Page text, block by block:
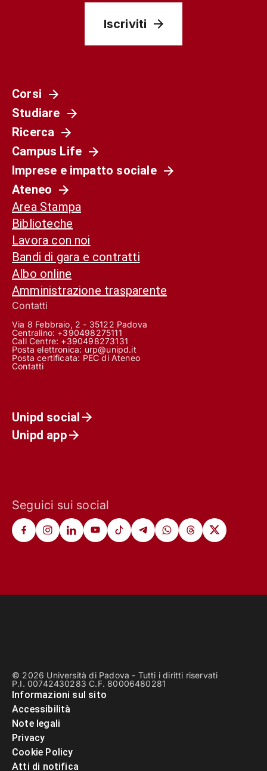
Iscriviti
Corsi
Studiare
Ricerca
Campus Life
Imprese e impatto sociale
Ateneo
Area Stampa
Biblioteche
Lavora con noi
Bandi di gara e contratti
Albo online
Amministrazione trasparente
Contatti
Via 8 Febbraio, 2 - 35122 Padova
Centralino: +390498275111
Call Centre: +390498273131
Posta elettronica: urp@unipd.it
Posta certificata: PEC di Ateneo
Contatti
Unipd social
Unipd app
Seguici sui social
© 2026 Università di Padova - Tutti i diritti riservati
P.I. 00742430283 C.F. 80006480281
Informazioni sul sito
Accessibilità
Note legali
Privacy
Cookie Policy
Atti di notifica